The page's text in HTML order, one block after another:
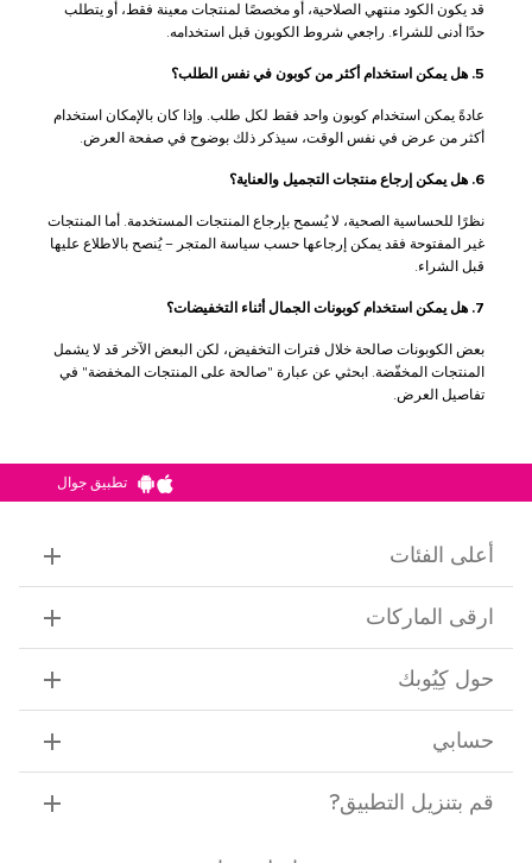
قد يكون الكود منتهي الصلاحية، أو مخصصًا لمنتجات معينة فقط، أو يتطلب
حدًا أدنى للشراء. راجعي شروط الكوبون قبل استخدامه.
5. هل يمكن استخدام أكثر من كوبون في نفس الطلب؟
عادةً يمكن استخدام كوبون واحد فقط لكل طلب. وإذا كان بالإمكان استخدام
أكثر من عرض في نفس الوقت، سيذكر ذلك بوضوح في صفحة العرض.
6. هل يمكن إرجاع منتجات التجميل والعناية؟
نظرًا للحساسية الصحية، لا يُسمح بإرجاع المنتجات المستخدمة. أما المنتجات
غير المفتوحة فقد يمكن إرجاعها حسب سياسة المتجر – يُنصح بالاطلاع عليها
قبل الشراء.
7. هل يمكن استخدام كوبونات الجمال أثناء التخفيضات؟
بعض الكوبونات صالحة خلال فترات التخفيض، لكن البعض الآخر قد لا يشمل
المنتجات المخفّضة. ابحثي عن عبارة "صالحة على المنتجات المخفضة" في
تفاصيل العرض.
تطبيق جوال
أعلى الفئات
ارقى الماركات
حول كِيُوبك
حسابي
قم بتنزيل التطبيق?